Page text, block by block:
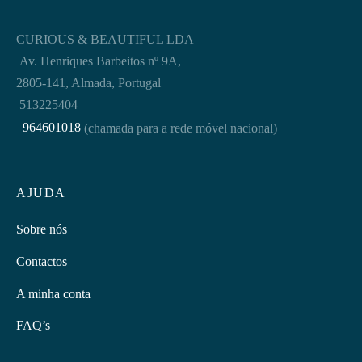
AJUDA
Sobre nós
Contactos
A minha conta
FAQ’s
CURIOUS & BEAUTIFUL LDA
Av. Henriques Barbeitos nº 9A,
2805-141, Almada, Portugal
513225404
964601018 (chamada para a rede móvel nacional)